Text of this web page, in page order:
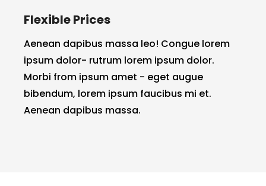
Flexible Prices
Aenean dapibus massa leo! Congue lorem
ipsum dolor- rutrum lorem ipsum dolor.
Morbi from ipsum amet - eget augue
bibendum, lorem ipsum faucibus mi et.
Aenean dapibus massa.